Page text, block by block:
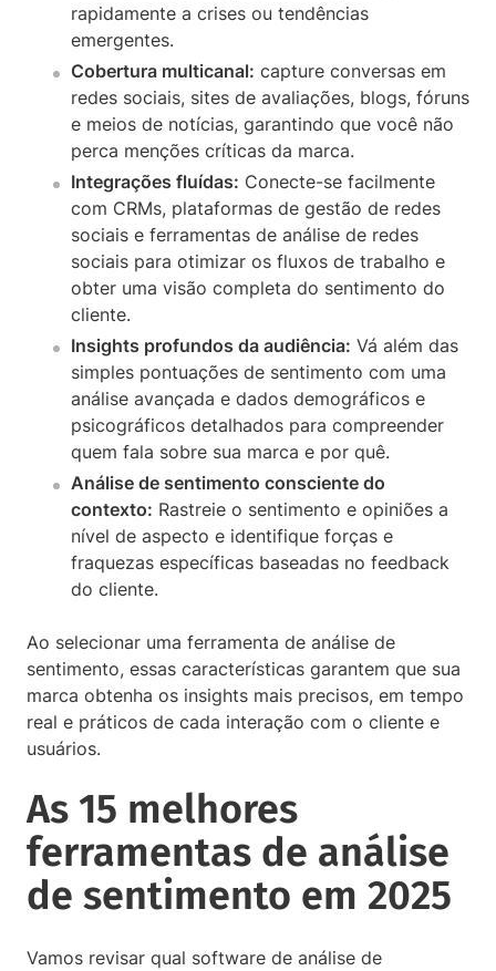
rapidamente a crises ou tendências
emergentes.
Cobertura multicanal: capture conversas em
redes sociais, sites de avaliações, blogs, fóruns
e meios de notícias, garantindo que você não
perca menções críticas da marca.
Integrações fluídas: Conecte-se facilmente
com CRMs, plataformas de gestão de redes
sociais e ferramentas de análise de redes
sociais para otimizar os fluxos de trabalho e
obter uma visão completa do sentimento do
cliente.
Insights profundos da audiência: Vá além das
simples pontuações de sentimento com uma
análise avançada e dados demográficos e
psicográficos detalhados para compreender
quem fala sobre sua marca e por quê.
Análise de sentimento consciente do
contexto: Rastreie o sentimento e opiniões a
nível de aspecto e identifique forças e
fraquezas específicas baseadas no feedback
do cliente.
Ao selecionar uma ferramenta de análise de
sentimento, essas características garantem que sua
marca obtenha os insights mais precisos, em tempo
real e práticos de cada interação com o cliente e
usuários.
As 15 melhores
ferramentas de análise
de sentimento em 2025
Vamos revisar qual software de análise de